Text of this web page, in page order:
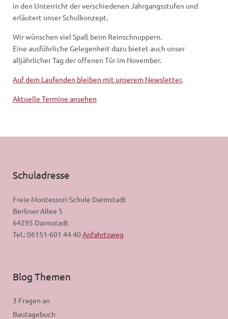
in den Unterricht der verschiedenen Jahrgangsstufen und
erläutert unser Schulkonzept.
Wir wünschen viel Spaß beim Reinschnuppern.
Eine ausführliche Gelegenheit dazu bietet auch unser
alljährlicher Tag der offenen Tür im November.
Auf dem Laufenden bleiben mit unserem Newsletter.
Aktuelle Termine ansehen
Schuladresse
Freie Montessori-Schule Darmstadt
Berliner Allee 5
64295 Darmstadt
Tel.: 06151-601 44 40Anfahrtsweg
Blog Themen
3 Fragen an
Bautagebuch